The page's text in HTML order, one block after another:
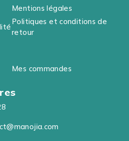
Mentions légales
Politiques et conditions de
retour
Mes commandes